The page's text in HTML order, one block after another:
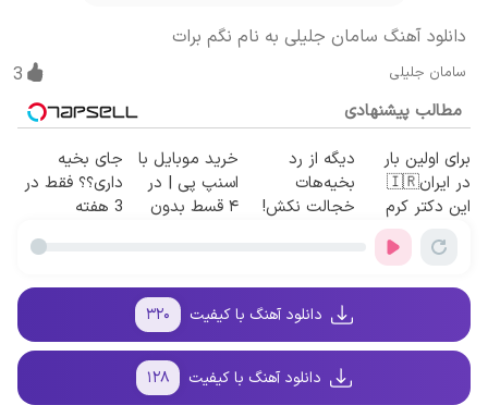
دانلود آهنگ سامان جلیلی به نام نگم برات
سامان جلیلی 3
مطالب پیشنهادی
برای اولین بار
در ایران🇮🇷
این دکتر کرم
ترمیم کننده 23
روزه ساخت!
دیگه از رد
بخیه‌هات
خجالت نکش!
خرید موبایل با
اسنپ پی | در
۴ قسط بدون
جای بخیه
داری؟؟ فقط در
3 هفته
دانلود آهنگ با کیفیت ۳۲۰
دانلود آهنگ با کیفیت ۱۲۸